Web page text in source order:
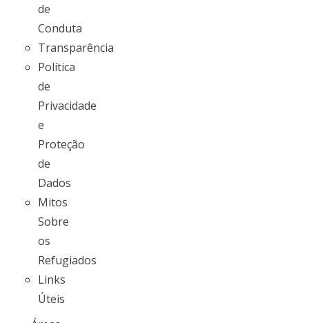
de
Conduta
Transparência
Política
de
Privacidade
e
Proteção
de
Dados
Mitos
Sobre
os
Refugiados
Links
Úteis